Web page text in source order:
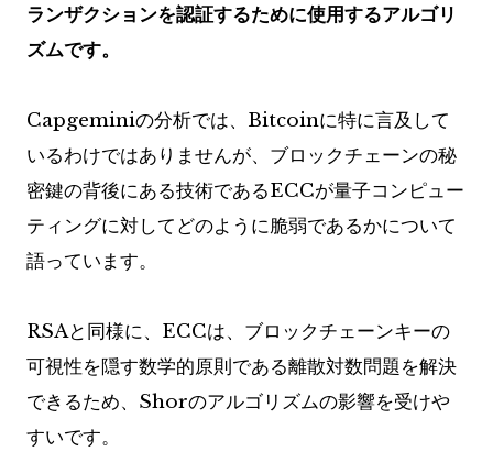
ランザクションを認証するために使用するアルゴリ
ズムです。
Capgeminiの分析では、Bitcoinに特に言及して
いるわけではありませんが、ブロックチェーンの秘
密鍵の背後にある技術であるECCが量子コンピュー
ティングに対してどのように脆弱であるかについて
語っています。
RSAと同様に、ECCは、ブロックチェーンキーの
可視性を隠す数学的原則である離散対数問題を解決
できるため、Shorのアルゴリズムの影響を受けや
すいです。